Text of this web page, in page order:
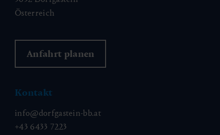
Österreich
Anfahrt planen
Kontakt
info@dorfgastein-bb.at
+43 6433 7223